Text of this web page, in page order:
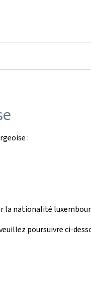
:
la nationalité
poursuivre ci-